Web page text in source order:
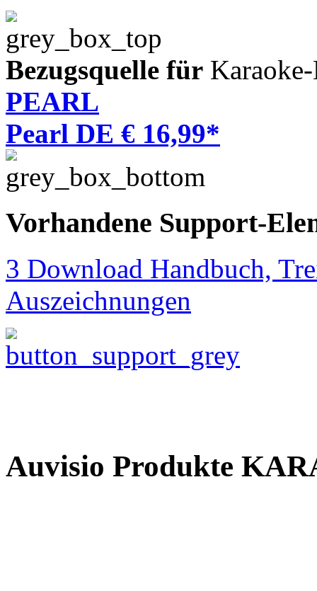
Bezugsquelle für
PEARL
Pearl DE € 16,99*
Vorhandene Support-
3 Download Handbuch,
Auszeichnungen
Auvisio Produkte